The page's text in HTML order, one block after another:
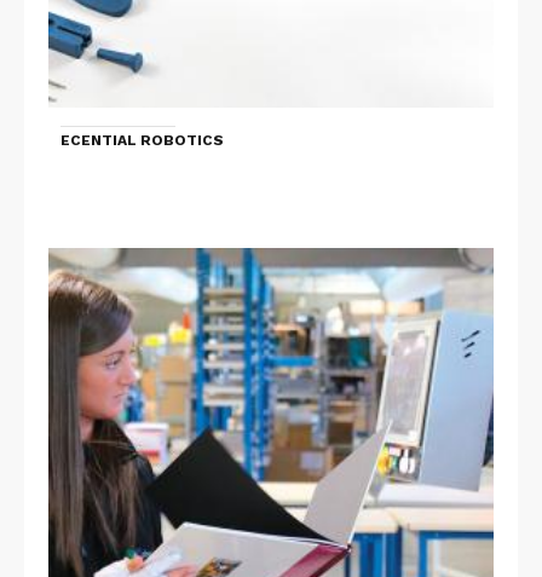
ECENTIAL ROBOTICS